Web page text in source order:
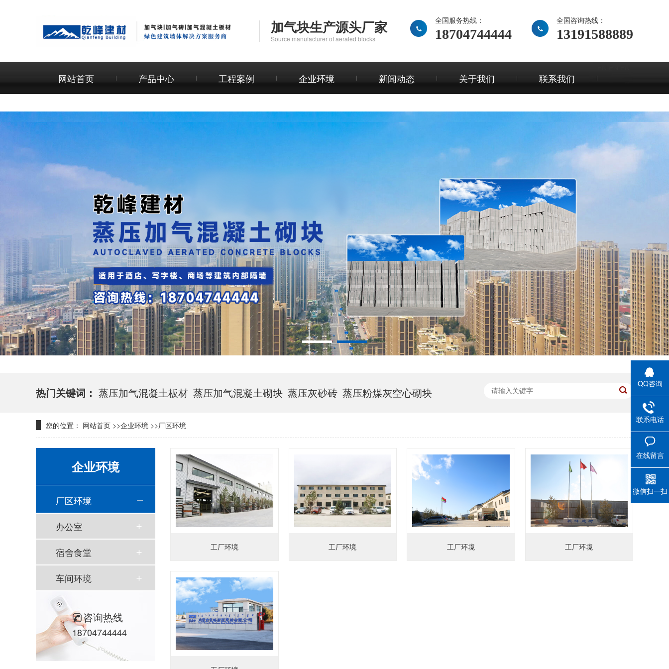
加气块生产源头厂家
Source manufacturer of aerated blocks
全国咨询热线：
13191588889
全国服务热线：
18704744444
网站首页 产品中心 工程案例 企业环境 新闻动态 关于我们 联系我们
热门关键词： 蒸压加气混凝土板材 蒸压加气混凝土砌块 蒸压灰砂砖 蒸压粉煤灰空心砌块
您的位置： 网站首页 >>企业环境 >>厂区环境
企业环境
厂区环境
办公室
宿舍食堂
车间环境
咨询热线
18704744444
工厂环境 工厂环境 工厂环境 工厂环境
QQ咨询
联系电话
在线留言
微信扫一扫